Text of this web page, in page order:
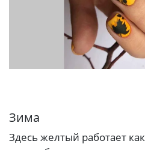
Зима
Здесь желтый работает